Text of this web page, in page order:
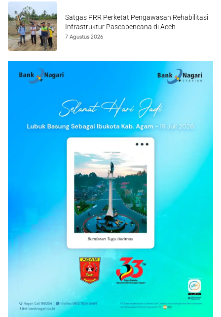
Satgas PRR Perketat Pengawasan Rehabilitasi
Infrastruktur Pascabencana di Aceh
7 Agustus 2026